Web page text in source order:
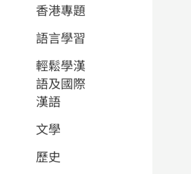
香港專題
語言學習
輕鬆學漢
語及國際
漢語
文學
歷史